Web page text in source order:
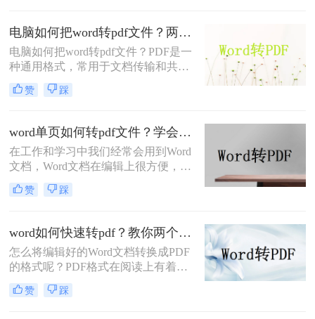
骤，一起来学习吧。
电脑如何把word转pdf文件？两种方法教会你！
电脑如何把word转pdf文件？PDF是一
种通用格式，常用于文档传输和共
享。如果您需要在不同设备之间共享
文档或者将文档发布到网上，PDF是
介绍两种方法把Word文档转换成
PDF。
赞 踩
word单页如何转pdf文件？学会这2种方法，从此文件格式转换不求人
在工作和学习中我们经常会用到Word
文档，Word文档在编辑上很方便，所
以得到广泛的使用，当我们需要将文
档发送给别人，又不希望文档内容被
这样就不用担心内容被修改的问题，
那么word单页如何转pdf文件呢？
赞 踩
word如何快速转pdf？教你两个简单高效的办法
怎么将编辑好的Word文档转换成PDF
的格式呢？PDF格式在阅读上有着很
好的效果，兼容性也强，因此很多人
都喜欢将编辑好的文档转换成PDF的
赞 踩